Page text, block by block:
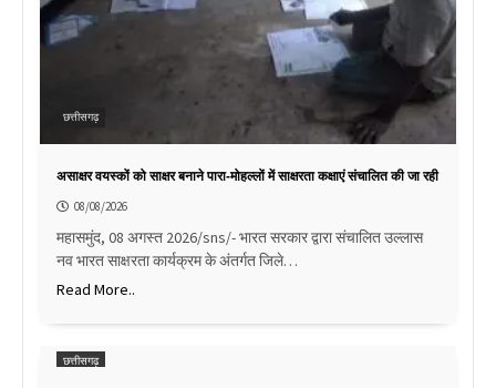
छत्तीसगढ़
असाक्षर वयस्कों को साक्षर बनाने पारा-मोहल्लों में साक्षरता कक्षाएं संचालित की जा रही
08/08/2026
महासमुंद, 08 अगस्त 2026/sns/- भारत सरकार द्वारा संचालित उल्लास
नव भारत साक्षरता कार्यक्रम के अंतर्गत जिले…
Read More..
छत्तीसगढ़